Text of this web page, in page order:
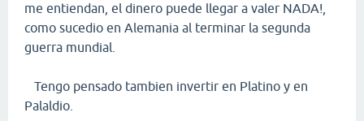
me entiendan, el dinero puede llegar a valer NADA!,
como sucedio en Alemania al terminar la segunda
guerra mundial.
Tengo pensado tambien invertir en Platino y en
Palaldio.